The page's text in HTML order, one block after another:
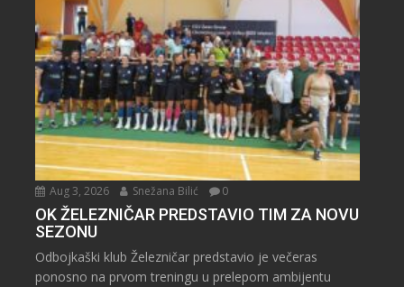
Aug 3, 2026 Snežana Bilić 0
OK ŽELEZNIČAR PREDSTAVIO TIM ZA NOVU
SEZONU
Odbojkaški klub Železničar predstavio je večeras
ponosno na prvom treningu u prelepom ambijentu